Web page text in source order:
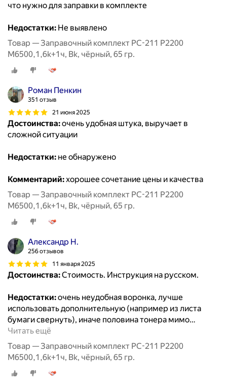
что нужно для заправки в комплекте
Недостатки: Не выявлено
Товар — Заправочный комплект PC-211 P2200
M6500,1,6k+1ч, Bk, чёрный, 65 гр.
Роман Пенкин
351 отзыв
21 июня 2025
Достоинства:очень удобная штука, выручает в
сложной ситуации
Недостатки: не обнаружено
Комментарий:хорошее сочетание цены и качества
Товар — Заправочный комплект PC-211 P2200
M6500,1,6k+1ч, Bk, чёрный, 65 гр.
Александр Н.
256 отзывов
11 января 2025
Достоинства:Стоимость. Инструкция на русском.
Недостатки:очень неудобная воронка, лучше
использовать дополнительную (например из листа
бумаги свернуть), иначе половина тонера мимо…
Читать ещё
Товар — Заправочный комплект PC-211 P2200
M6500,1,6k+1ч, Bk, чёрный, 65 гр.